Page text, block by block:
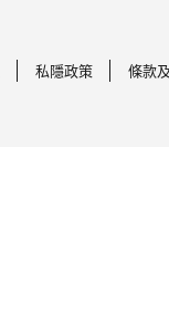
私隱政策 條款